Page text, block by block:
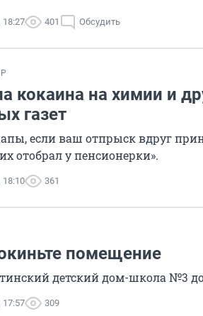
401 Обсудить
кокаина на химии и
газет
если ваш отпрыск вдруг
отобрал у пенсионерки».
361
помещение
детский дом-школа №3
309